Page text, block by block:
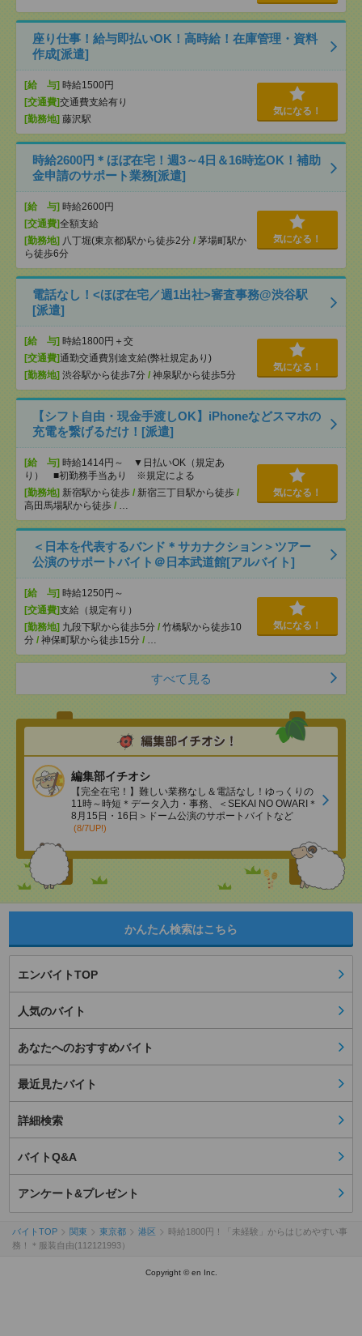
座り仕事！給与即払いOK！高時給！在庫管理・資料
作成[派遣]
[給 与] 時給1500円
[交通費]交通費支給有り
[勤務地] 藤沢駅
気になる！
時給2600円＊ほぼ在宅！週3～4日＆16時迄OK！補助
金申請のサポート業務[派遣]
[給 与] 時給2600円
[交通費]全額支給
[勤務地] 八丁堀(東京都)駅から徒歩2分 / 茅場町駅か
ら徒歩6分
気になる！
電話なし！<ほぼ在宅／週1出社>審査事務@渋谷駅
[派遣]
[給 与] 時給1800円＋交
[交通費]通勤交通費別途支給(弊社規定あり)
[勤務地] 渋谷駅から徒歩7分 / 神泉駅から徒歩5分
気になる！
【シフト自由・現金手渡しOK】iPhoneなどスマホの
充電を繋げるだけ！[派遣]
[給 与] 時給1414円～ ▼日払いOK（規定あ
り） ■初勤務手当あり ※規定による
[勤務地] 新宿駅から徒歩 / 新宿三丁目駅から徒歩 /
高田馬場駅から徒歩 / …
気になる！
＜日本を代表するバンド＊サカナクション＞ツアー
公演のサポートバイト＠日本武道館[アルバイト]
[給 与] 時給1250円～
[交通費]支給（規定有り）
[勤務地] 九段下駅から徒歩5分 / 竹橋駅から徒歩10
分 / 神保町駅から徒歩15分 / …
気になる！
すべて見る
編集部イチオシ
【完全在宅！】難しい業務なし＆電話なし！ゆっくりの
11時～時短＊データ入力・事務、＜SEKAI NO OWARI＊
8月15日・16日＞ドーム公演のサポートバイトなど
(8/7UP!)
かんたん検索はこちら
エンバイトTOP
人気のバイト
あなたへのおすすめバイト
最近見たバイト
詳細検索
バイトQ&A
アンケート&プレゼント
バイトTOP 関東 東京都 港区
時給1800円！「未経験」からはじめやすい事
務！＊服装自由(112121993）
Copyright © en Inc.